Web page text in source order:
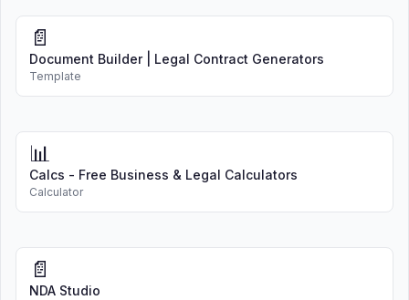
📄
Document Builder | Legal Contract Generators
Template
📊
Calcs - Free Business & Legal Calculators
Calculator
📄
NDA Studio